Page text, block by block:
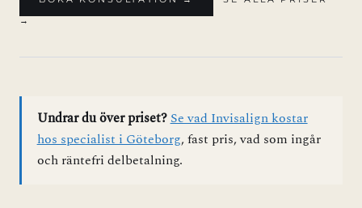
→
Undrar du över priset?Se vad Invisalign kostar
hos specialist i Göteborg, fast pris, vad som ingår
och räntefri delbetalning.